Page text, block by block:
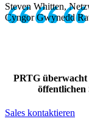
Steven Whitten,
Cyngor Gwynedd
PRTG
öffentlichen
Sales kontaktieren